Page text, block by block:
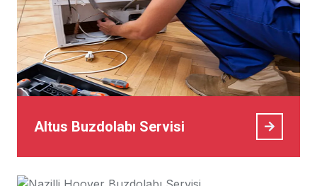
Altus Buzdolabı Servisi